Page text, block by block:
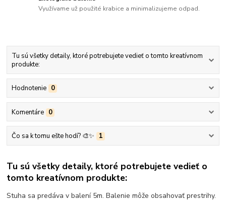
Využívame už použité krabice a minimalizujeme odpad.
Tu sú všetky detaily, ktoré potrebujete vedieť o tomto kreatívnom
produkte:
Hodnotenie 0
Komentáre 0
Čo sa k tomu ešte hodí? 🎨✨ 1
Tu sú všetky detaily, ktoré potrebujete vedieť o
tomto kreatívnom produkte:
Stuha sa predáva v balení 5m. Balenie môže obsahovať prestrihy.